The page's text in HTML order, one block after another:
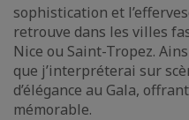
sophistication et
retrouve dans les villes
Nice ou Saint-Tropez.
que j’interpréterai sur
d’élégance au Gala,
mémorable.